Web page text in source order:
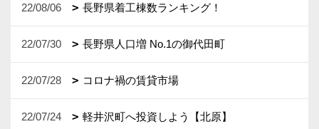
22/08/06 長野県着工棟数ランキング！
22/07/30 長野県人口増 No.1の御代田町
22/07/28 コロナ禍の賃貸市場
22/07/24 軽井沢町へ投資しよう【北原】